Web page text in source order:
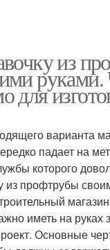
из
руками.
для
варианта
падает на
которого
из профтрубы
иметь на руках
Основные